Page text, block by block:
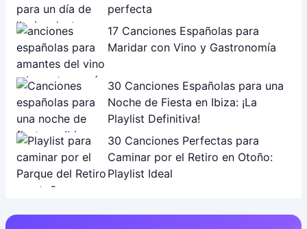
perfecta
17 Canciones Españolas para
Maridar con Vino y Gastronomía
30 Canciones Españolas para una
Noche de Fiesta en Ibiza: ¡La
Playlist Definitiva!
30 Canciones Perfectas para
Caminar por el Retiro en Otoño:
Playlist Ideal